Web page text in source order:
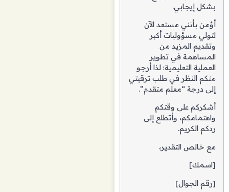
بشكل إيجابي.
أؤمن بأنني مستعد الآن
لتولي مسؤوليات أكبر
وتقديم المزيد من
المساهمة في تطوير
العملية التعليمية؛ لذا أرجو
منكم النظر في طلب ترقيتي
إلى درجة “معلم متقدم”.
أشكركم على وقتكم
واهتمامكم، وأتطلع إلى
ردكم الكريم.
مع خالص التقدير،
[اسمك]
[رقم الجوال]